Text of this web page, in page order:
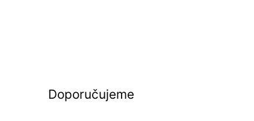
Doporučujeme